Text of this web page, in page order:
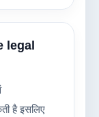
legal
है इसलिए